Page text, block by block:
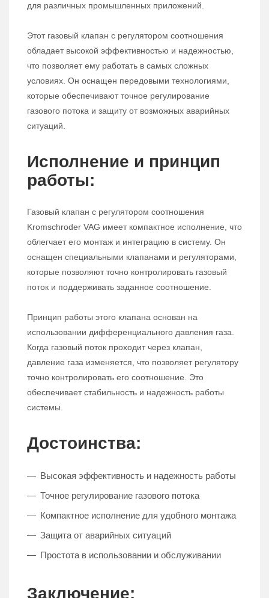
для различных промышленных приложений.
Этот газовый клапан с регулятором соотношения
обладает высокой эффективностью и надежностью,
что позволяет ему работать в самых сложных
условиях. Он оснащен передовыми технологиями,
которые обеспечивают точное регулирование
газового потока и защиту от возможных аварийных
ситуаций.
Исполнение и принцип
работы:
Газовый клапан с регулятором соотношения
Kromschroder VAG имеет компактное исполнение, что
облегчает его монтаж и интеграцию в систему. Он
оснащен специальными клапанами и регуляторами,
которые позволяют точно контролировать газовый
поток и поддерживать заданное соотношение.
Принцип работы этого клапана основан на
использовании дифференциального давления газа.
Когда газовый поток проходит через клапан,
давление газа изменяется, что позволяет регулятору
точно контролировать его соотношение. Это
обеспечивает стабильность и надежность работы
системы.
Достоинства:
Высокая эффективность и надежность работы
Точное регулирование газового потока
Компактное исполнение для удобного монтажа
Защита от аварийных ситуаций
Простота в использовании и обслуживании
Заключение: